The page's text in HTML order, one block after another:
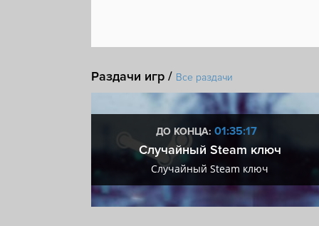
Раздачи игр / Все раздачи
ДО КОНЦА: 01:35:16
Случайный Steam ключ
Случайный Steam ключ